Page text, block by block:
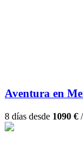
Aventura en
8 días desde 1090 €